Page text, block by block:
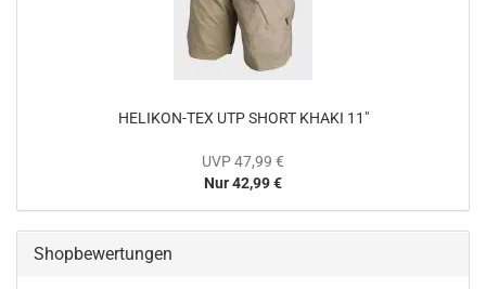
HELIKON-TEX UTP SHORT KHAKI 11"
UVP 47,99 €
Nur 42,99 €
Shopbewertungen